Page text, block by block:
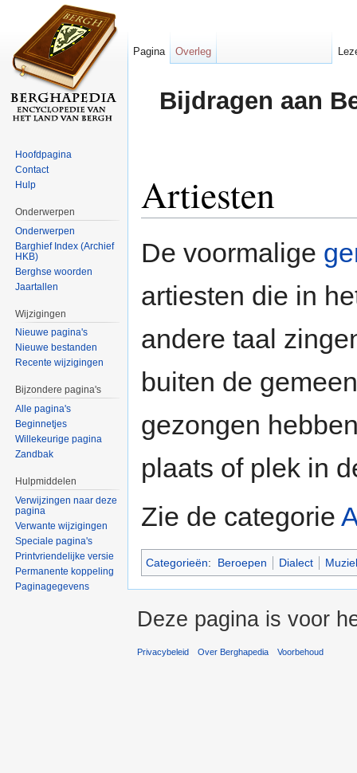
Bijdragen aan
Artiesten
De voormalige
artiesten die in
andere taal
buiten de
gezongen
plaats of plek in
Zie de categorie
Categorieën: Beroepen Dialect
Pagina Overleg
Hoofdpagina
Contact
Hulp
Onderwerpen
Onderwerpen
Barghief Index (Archief
HKB)
Berghse woorden
Jaartallen
Wijzigingen
Nieuwe pagina's
Nieuwe bestanden
Recente wijzigingen
Bijzondere pagina's
Alle pagina's
Beginnetjes
Willekeurige pagina
Zandbak
Hulpmiddelen
Verwijzingen naar deze
pagina
Verwante wijzigingen
Speciale pagina's
Printvriendelijke versie
Permanente koppeling
Paginagegevens
Deze pagina is voor
Privacybeleid Over Berghapedia Voorbehoud